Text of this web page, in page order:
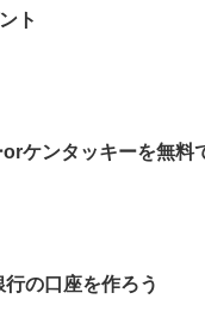
ト
ケンタッキーを無料
の口座を作ろう